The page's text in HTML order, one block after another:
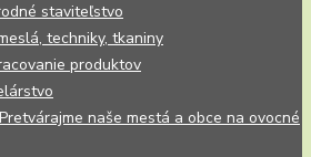
staviteľstvo
techniky, tkaniny
produktov
naše mestá a obce na ovocné